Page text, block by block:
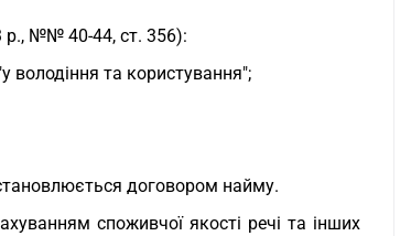
р., №№ 40-44, ст. 356):
володіння та користування";
договором найму.
споживчої якості речі та інших